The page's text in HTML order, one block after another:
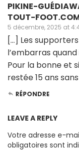
PIKINE-
TOUT-
5 décembre, 2025 at
[…] Les
l’embarras
Pour la bonne et
restée 15 ans
RÉPONDRE
LEAVE A REPLY
Votre adresse e-
obligatoires sont